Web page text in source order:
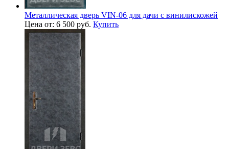
Металлическая дверь VIN-06 для дачи с винилискожей
Цена от: 6 500 руб. Купить